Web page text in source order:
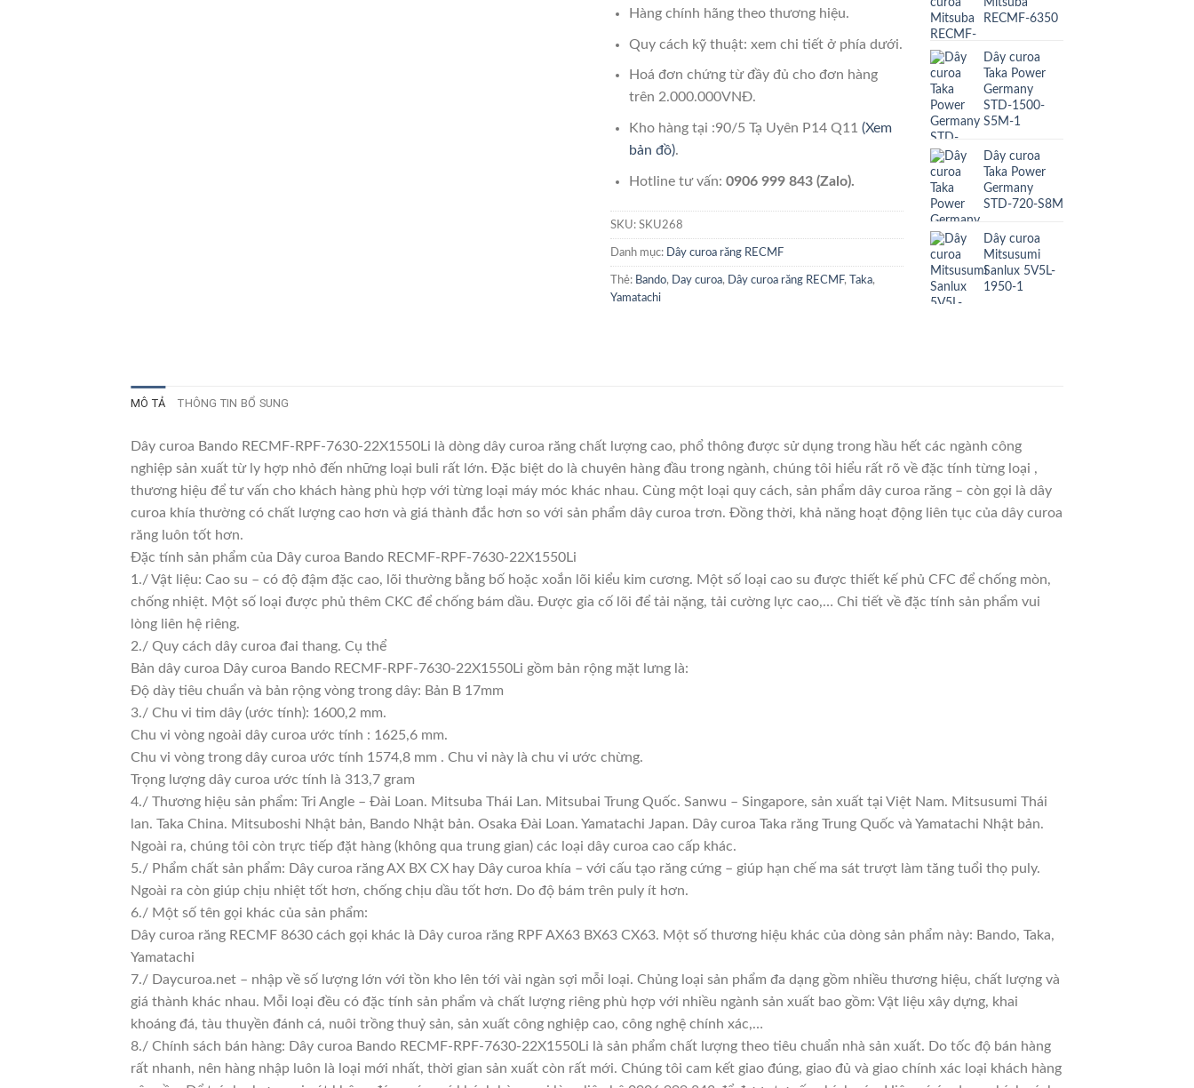
Hàng chính hãng theo thương hiệu.
Quy cách kỹ thuật: xem chi tiết ở phía dưới.
Hoá đơn chứng từ đầy đủ cho đơn hàng
trên 2.000.000VNĐ.
Kho hàng tại :90/5 Tạ Uyên P14 Q11 (Xem
bản đồ).
Hotline tư vấn: 0906 999 843 (Zalo).
SKU: SKU268
Danh mục: Dây curoa răng RECMF
Thẻ: Bando, Day curoa, Dây curoa răng RECMF, Taka,
Yamatachi
RECMF-6350
Dây curoa
Taka Power
Germany
STD-1500-
S5M-1
Dây curoa
Taka Power
Germany
STD-720-S8M
Dây curoa
Mitsusumi
Sanlux 5V5L-
1950-1
MÔ TẢ THÔNG TIN BỔ SUNG
Dây curoa Bando RECMF-RPF-7630-22X1550Li là dòng dây curoa răng chất lượng cao, phổ thông được sử dụng trong hầu hết các ngành công
nghiệp sản xuất từ ly hợp nhỏ đến những loại buli rất lớn. Đặc biệt do là chuyên hàng đầu trong ngành, chúng tôi hiểu rất rõ về đặc tính từng loại ,
thương hiệu để tư vấn cho khách hàng phù hợp với từng loại máy móc khác nhau. Cùng một loại quy cách, sản phẩm dây curoa răng – còn gọi là dây
curoa khía thường có chất lượng cao hơn và giá thành đắc hơn so với sản phẩm dây curoa trơn. Đồng thời, khả năng hoạt động liên tục của dây curoa
răng luôn tốt hơn.
Đặc tính sản phẩm của Dây curoa Bando RECMF-RPF-7630-22X1550Li
1./ Vật liệu: Cao su – có độ đậm đặc cao, lõi thường bằng bố hoặc xoắn lõi kiểu kim cương. Một số loại cao su được thiết kế phủ CFC để chống mòn,
chống nhiệt. Một số loại được phủ thêm CKC để chống bám dầu. Được gia cố lõi để tải nặng, tải cường lực cao,… Chi tiết về đặc tính sản phẩm vui
lòng liên hệ riêng.
2./ Quy cách dây curoa đai thang. Cụ thể
Bản dây curoa Dây curoa Bando RECMF-RPF-7630-22X1550Li gồm bản rộng mặt lưng là:
Độ dày tiêu chuẩn và bản rộng vòng trong dây: Bản B 17mm
3./ Chu vi tim dây (ước tính): 1600,2 mm.
Chu vi vòng ngoài dây curoa ước tính : 1625,6 mm.
Chu vi vòng trong dây curoa ước tính 1574,8 mm . Chu vi này là chu vi ước chừng.
Trọng lượng dây curoa ước tính là 313,7 gram
4./ Thương hiệu sản phẩm: Tri Angle – Đài Loan. Mitsuba Thái Lan. Mitsubai Trung Quốc. Sanwu – Singapore, sản xuất tại Việt Nam. Mitsusumi Thái
lan. Taka China. Mitsuboshi Nhật bản, Bando Nhật bản. Osaka Đài Loan. Yamatachi Japan. Dây curoa Taka răng Trung Quốc và Yamatachi Nhật bản.
Ngoài ra, chúng tôi còn trực tiếp đặt hàng (không qua trung gian) các loại dây curoa cao cấp khác.
5./ Phẩm chất sản phẩm: Dây curoa răng AX BX CX hay Dây curoa khía – với cấu tạo răng cứng – giúp hạn chế ma sát trượt làm tăng tuổi thọ puly.
Ngoài ra còn giúp chịu nhiệt tốt hơn, chống chịu dầu tốt hơn. Do độ bám trên puly ít hơn.
6./ Một số tên gọi khác của sản phẩm:
Dây curoa răng RECMF 8630 cách gọi khác là Dây curoa răng RPF AX63 BX63 CX63. Một số thương hiệu khác của dòng sản phẩm này: Bando, Taka,
Yamatachi
7./ Daycuroa.net – nhập về số lượng lớn với tồn kho lên tới vài ngàn sợi mỗi loại. Chủng loại sản phẩm đa dạng gồm nhiều thương hiệu, chất lượng và
giá thành khác nhau. Mỗi loại đều có đặc tính sản phẩm và chất lượng riêng phù hợp với nhiều ngành sản xuất bao gồm: Vật liệu xây dựng, khai
khoáng đá, tàu thuyền đánh cá, nuôi trồng thuỷ sản, sản xuất công nghiệp cao, công nghệ chính xác,…
8./ Chính sách bán hàng: Dây curoa Bando RECMF-RPF-7630-22X1550Li là sản phẩm chất lượng theo tiêu chuẩn nhà sản xuất. Do tốc độ bán hàng
rất nhanh, nên hàng nhập luôn là loại mới nhất, thời gian sản xuất còn rất mới. Chúng tôi cam kết giao đúng, giao đủ và giao chính xác loại khách hàng